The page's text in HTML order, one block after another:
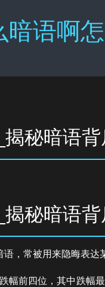
暗语啊
秘暗语
秘暗语
，常被用来隐晦表达
幅前四位，其中跌幅